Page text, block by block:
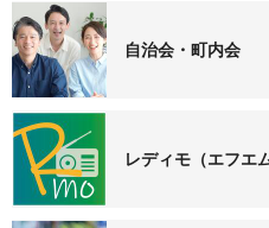
自治会・町内会
レディモ（エフエ